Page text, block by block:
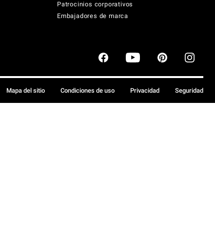
Patrocinios corporativos
Embajadores de marca
Mapa del sitio Condiciones de uso Privacidad Seguridad